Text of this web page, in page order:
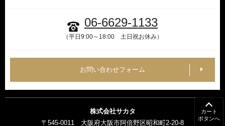
カート
ボタンへ
06-6629-1133
（平日9:00～18:00 土日祝お休み）
お問い合わせフォーム
株式会社サカタ
〒545-0011 大阪府大阪市阿倍野区昭和町2-20-8